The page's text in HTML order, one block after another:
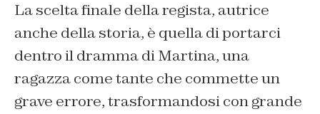
La scelta finale della regista, autrice
anche della storia, è quella di portarci
dentro il dramma di Martina, una
ragazza come tante che commette un
grave errore, trasformandosi con grande